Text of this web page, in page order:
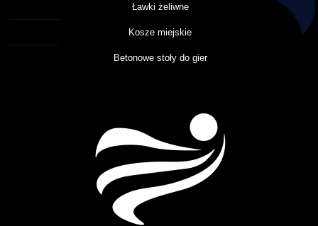
Ławki żeliwne
Kosze miejskie
Betonowe stoły do gier